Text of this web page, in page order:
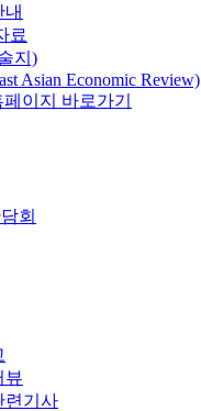
내
료
지)
Asian Economic Review)
이지 바로가기
회
뷰
련기사